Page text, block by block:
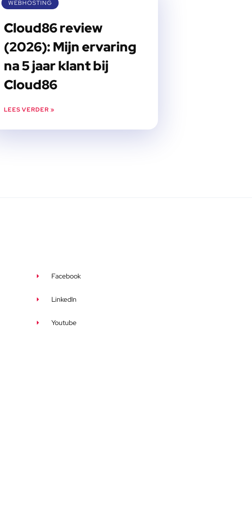
WEBHOSTING
Cloud86 review
(2026): Mijn ervaring
na 5 jaar klant bij
Cloud86
LEES VERDER »
Facebook
LinkedIn
Youtube